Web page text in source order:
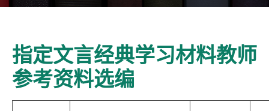
指定文言经典学习材料教师
参考资料选编